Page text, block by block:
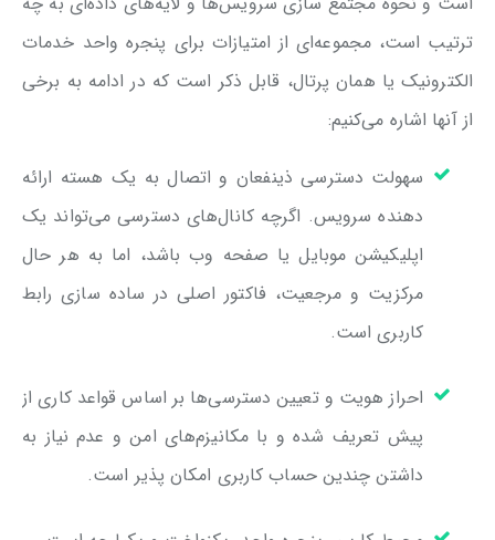
ترتیب است، مجموعه‌ای از امتیازات برای پنجره واحد خدمات
الکترونیک یا همان پرتال، قابل ذکر است که در ادامه به برخی
از آنها اشاره می‌کنیم:
سهولت دسترسی ذینفعان و اتصال به یک هسته ارائه
دهنده سرویس. اگرچه کانال‌های دسترسی می‌تواند یک
اپلیکیشن موبایل یا صفحه وب باشد، اما به هر حال
مرکزیت و مرجعیت، فاکتور اصلی در ساده سازی رابط
کاربری است.
احراز هویت و تعیین دسترسی‌ها بر اساس قواعد کاری از
پیش تعریف شده و با مکانیزم‌های امن و عدم نیاز به
داشتن چندین حساب کاربری امکان پذیر است.